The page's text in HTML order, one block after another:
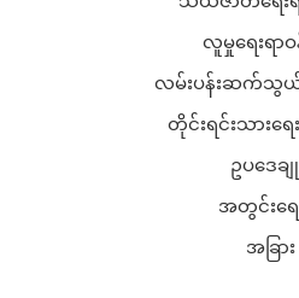
လူမှုရေးရာဝ
လမ်းပန်းဆက်သွယ်
တိုင်းရင်းသားရေ
ဥပဒေခ
အတွင်းရေ
အခြား